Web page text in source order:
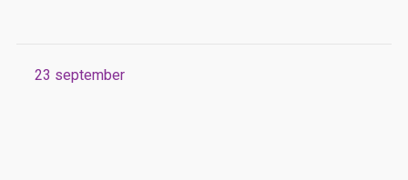
23 september